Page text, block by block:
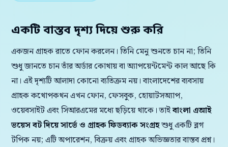
একটি বাস্তব দৃশ্য দিয়ে শুরু করি
একজন গ্রাহক রাতে ফোন করলেন। তিনি মেনু শুনতে চান না; তিনি
শুধু জানতে চান তাঁর অর্ডার কোথায় বা অ্যাপয়েন্টমেন্ট কাল আছে কি
না। এই দৃশ্যটি আলাদা কোনো ব্যতিক্রম নয়। বাংলাদেশের ব্যবসায়
গ্রাহক কথোপকথন এখন ফোন, ফেসবুক, হোয়াটসঅ্যাপ,
ওয়েবসাইট এবং সিআরএমের মধ্যে ছড়িয়ে থাকে। তাইবাংলা এআই
ভয়েস বট দিয়ে সার্ভে ও গ্রাহক ফিডব্যাক সংগ্রহশুধু একটি ব্লগ
টপিক নয়; এটি অপারেশন, বিক্রয় এবং গ্রাহক অভিজ্ঞতার বাস্তব প্রশ্ন।